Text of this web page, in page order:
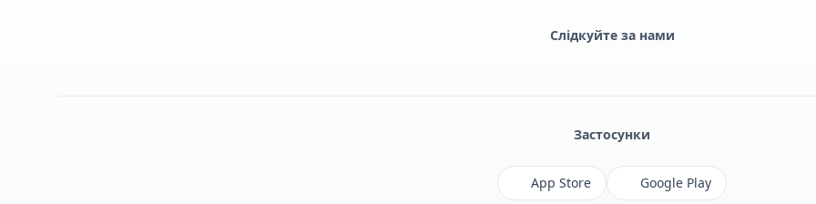
Слідкуйте за нами
Застосунки
App Store Google Play